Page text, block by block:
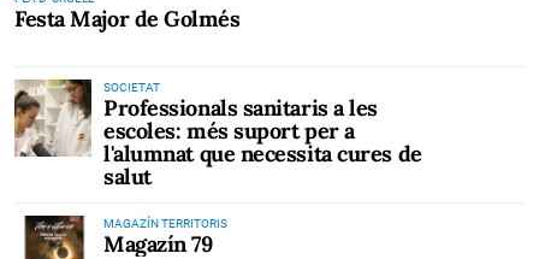
Festa Major de Golmés
SOCIETAT
Professionals sanitaris a les
escoles: més suport per a
l'alumnat que necessita cures de
salut
MAGAZÍN TERRITORIS
Magazín 79